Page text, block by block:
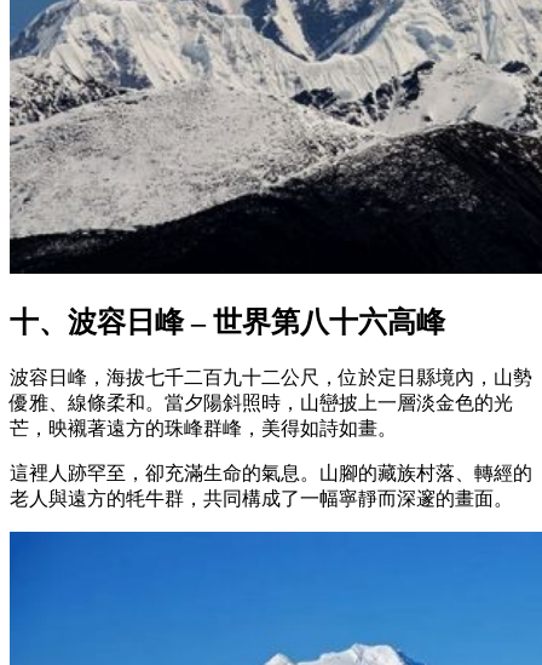
十、波容日峰 – 世界第八十六高峰
波容日峰，海拔七千二百九十二公尺，位於定日縣境內，山勢
優雅、線條柔和。當夕陽斜照時，山巒披上一層淡金色的光
芒，映襯著遠方的珠峰群峰，美得如詩如畫。
這裡人跡罕至，卻充滿生命的氣息。山腳的藏族村落、轉經的
老人與遠方的牦牛群，共同構成了一幅寧靜而深邃的畫面。